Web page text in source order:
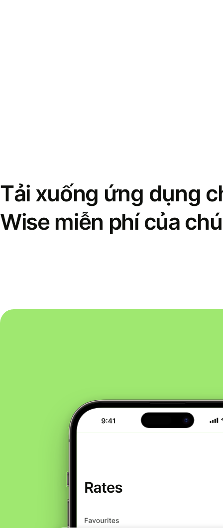
Tải xuống ứng dụng
Wise miễn phí của